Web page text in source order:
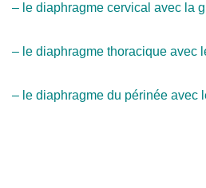
– le diaphragme cervical avec la
– le diaphragme thoracique avec
– le diaphragme du périnée avec